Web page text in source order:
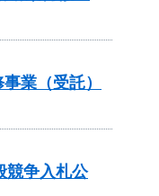
業（受託）
競争入札公